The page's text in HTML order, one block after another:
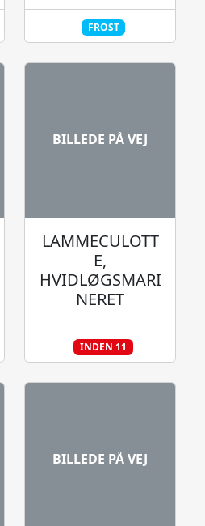
FROST
BILLEDE PÅ VEJ
LAMMECULOTT
E,
HVIDLØGSMARI
NERET
INDEN 11
BILLEDE PÅ VEJ